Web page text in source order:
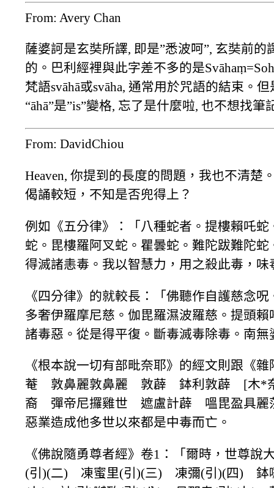
From: Avery Chan
薩婆訶是玄奘所譯, 即是”悉波呵”, 玄奘前
的。巴利經裡與此字差不多的是
梵語svāhā或svāha, 通常用於咒語的結束。
“āhā”是”is”變格, 忘了是什麼啦, 也不想找
From: DavidChiou
Heaven, 你提到的長度的問題，我也不清
偈誦較短，不知是否兜得上？
例如《五分律》：「八種蛇者。提樓賴吒
蛇。毘樓羅阿叉蛇。瞿曇蛇。難陀跋難陀
得滅諸恚毒。我以智慧力，用之殺此毒，
《四分律》的就較長：「佛聽作自護慈念
多奢伊羅摩尼慈。伽毘羅濕波羅慈。提頭
諸毒惡。從是得平復。斷毒滅毒除毒。南無
《根本說一切有部毗奈耶》的經文則跟《
菴 敦鼻麗敦鼻麗 敦薜 鉢利敦薜 [木*
裔 彈帝尼攞雞世 遮盧計薜 嗢毘盈具麗
惡業造成他多世以來都是中毒而亡。
《佛說隨勇尊者經》卷1：「爾時，世尊
(引)(二) 凍蜜里(引)(三) 凍彌(引)(四) 鉢